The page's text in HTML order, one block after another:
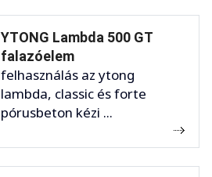
YTONG Lambda 500 GT
falazóelem
felhasználás az ytong
lambda, classic és forte
pórusbeton kézi ...